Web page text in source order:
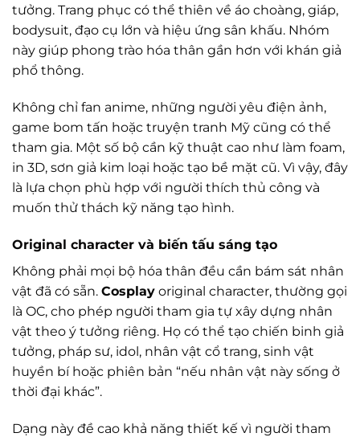
tưởng. Trang phục có thể thiên về áo choàng, giáp,
bodysuit, đạo cụ lớn và hiệu ứng sân khấu. Nhóm
này giúp phong trào hóa thân gần hơn với khán giả
phổ thông.
Không chỉ fan anime, những người yêu điện ảnh,
game bom tấn hoặc truyện tranh Mỹ cũng có thể
tham gia. Một số bộ cần kỹ thuật cao như làm foam,
in 3D, sơn giả kim loại hoặc tạo bề mặt cũ. Vì vậy, đây
là lựa chọn phù hợp với người thích thủ công và
muốn thử thách kỹ năng tạo hình.
Original character và biến tấu sáng tạo
Không phải mọi bộ hóa thân đều cần bám sát nhân
vật đã có sẵn. Cosplay original character, thường gọi
là OC, cho phép người tham gia tự xây dựng nhân
vật theo ý tưởng riêng. Họ có thể tạo chiến binh giả
tưởng, pháp sư, idol, nhân vật cổ trang, sinh vật
huyền bí hoặc phiên bản “nếu nhân vật này sống ở
thời đại khác”.
Dạng này đề cao khả năng thiết kế vì người tham